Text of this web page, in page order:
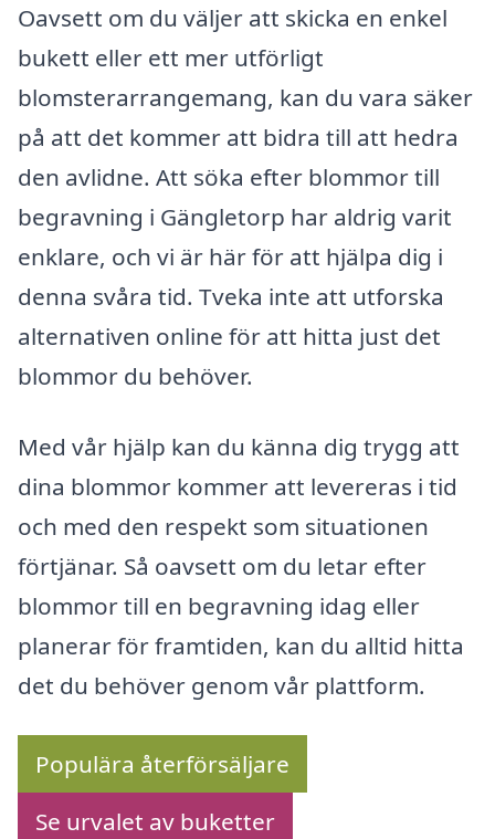
Oavsett om du väljer att skicka en enkel
bukett eller ett mer utförligt
blomsterarrangemang, kan du vara säker
på att det kommer att bidra till att hedra
den avlidne. Att söka efter blommor till
begravning i Gängletorp har aldrig varit
enklare, och vi är här för att hjälpa dig i
denna svåra tid. Tveka inte att utforska
alternativen online för att hitta just det
blommor du behöver.
Med vår hjälp kan du känna dig trygg att
dina blommor kommer att levereras i tid
och med den respekt som situationen
förtjänar. Så oavsett om du letar efter
blommor till en begravning idag eller
planerar för framtiden, kan du alltid hitta
det du behöver genom vår plattform.
Populära återförsäljare
Se urvalet av buketter